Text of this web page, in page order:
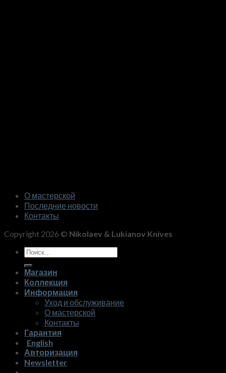
О мастерской
Последние новости
Контакты
Copyright 2026 © Nikolaev & Lukianov Knives
Искать:
Магазин
Коллекция
Информация
Уход и обслуживание
О мастерской
Контакты
Гарантия
English
Авторизация
Newsletter